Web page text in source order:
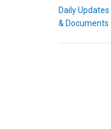
Daily
& Documents